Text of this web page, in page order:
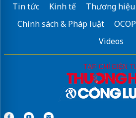
Tin tức Kinh tế Thương hiệu
Chính sách & Pháp luật
OCOP
Videos